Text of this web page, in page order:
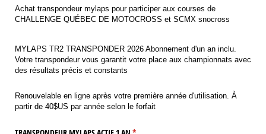
Achat transpondeur mylaps pour participer aux courses de
CHALLENGE QUÉBEC DE MOTOCROSS et SCMX snocross
Untitled
MYLAPS TR2 TRANSPONDER 2026 Abonnement d'un an inclu.
Votre transpondeur vous garantit votre place aux championnats avec
des résultats précis et constants
Untitled
Renouvelable en ligne après votre première année d'utilisation. À
partir de 40$US par année selon le forfait